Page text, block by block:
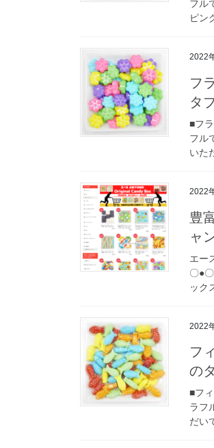
フル
ピン
2022
フ
タ
■フ
フル
いた
2022
豊
ャ
エー
〇●
ッ
2022
フ
の
■フ
ラフ
だい